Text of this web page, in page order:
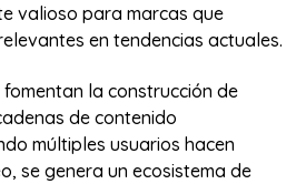
valioso para marcas que
en tendencias actuales.
la construcción de
de contenido
múltiples usuarios hacen
se genera un ecosistema de